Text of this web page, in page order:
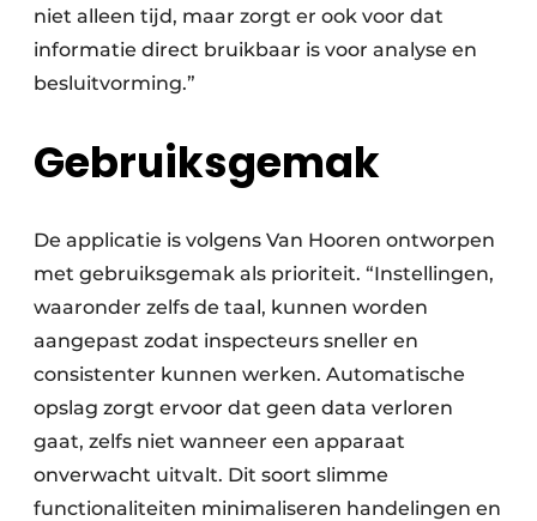
niet alleen tijd, maar zorgt er ook voor dat
informatie direct bruikbaar is voor analyse en
besluitvorming.”
Gebruiksgemak
De applicatie is volgens Van Hooren ontworpen
met gebruiksgemak als prioriteit. “Instellingen,
waaronder zelfs de taal, kunnen worden
aangepast zodat inspecteurs sneller en
consistenter kunnen werken. Automatische
opslag zorgt ervoor dat geen data verloren
gaat, zelfs niet wanneer een apparaat
onverwacht uitvalt. Dit soort slimme
functionaliteiten minimaliseren handelingen en